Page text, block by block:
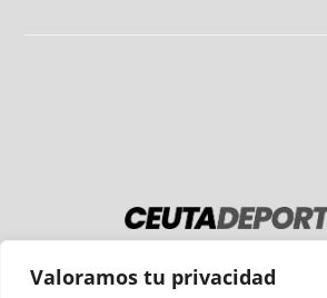
Valoramos tu privacidad